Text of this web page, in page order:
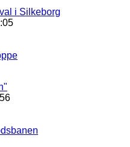
i Silkeborg